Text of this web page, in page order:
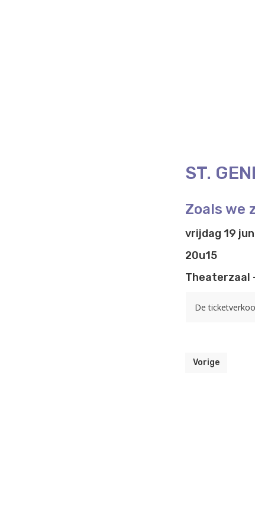
ST.
Zoals we
vrijdag 19
20u15
Theaterzaal
De
Vorige